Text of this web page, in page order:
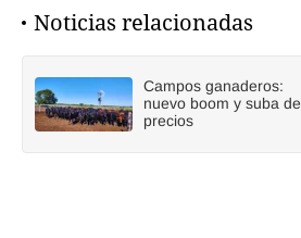
Noticias relacionadas
Campos ganaderos:
nuevo boom y suba de
precios